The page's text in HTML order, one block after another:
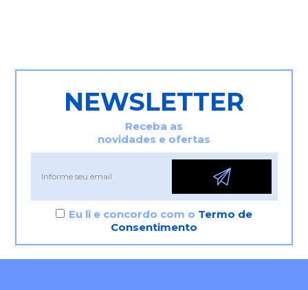
NEWSLETTER
Receba as
novidades e ofertas
Eu li e concordo com o Termo de
Consentimento